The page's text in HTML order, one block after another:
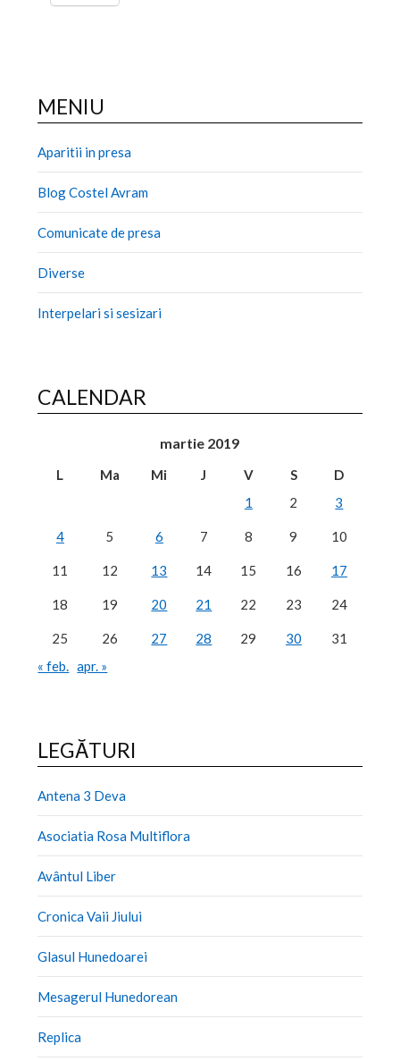
MENIU
Aparitii in presa
Blog Costel Avram
Comunicate de presa
Diverse
Interpelari si sesizari
CALENDAR
martie 2019
L Ma Mi J V S
D
1
2 3
4 5 6 7 8 9 10
11 12 13 14 15 16 17
18 19 20 21 22 23 24
25 26 27 28 29 30
31
« feb. apr. »
LEGĂTURI
Antena 3 Deva
Asociatia Rosa Multiflora
Avântul Liber
Cronica Vaii Jiului
Glasul Hunedoarei
Mesagerul Hunedorean
Replica